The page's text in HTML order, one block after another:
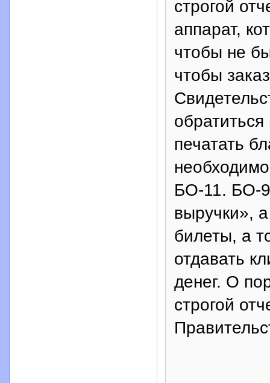
строгой
аппарат,
чтобы не
чтобы
печатать
БО-11. БО-9
выручки»,
билеты, а
отдавать
денег. О
строгой